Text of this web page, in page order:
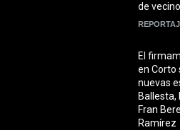
de
El
en Corto
nuevas
Ballesta,
Fran
Ramírez